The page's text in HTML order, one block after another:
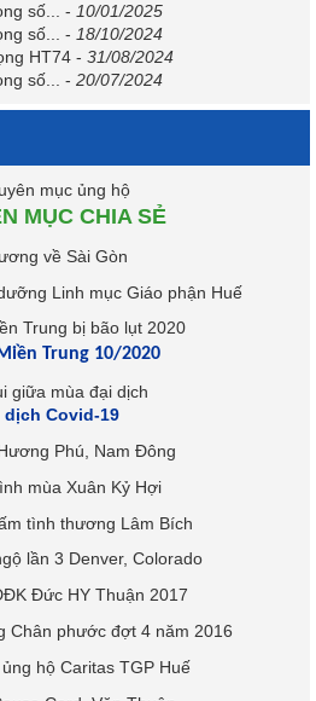
số...
- 10/01/2025
số...
- 18/10/2024
HT74 - 31/08/2024
số...
- 20/07/2024
MỤC CHIA SẺ
Trung 10/2020
dịch Covid-19